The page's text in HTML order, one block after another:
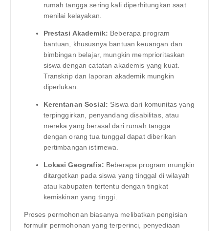
rumah tangga sering kali diperhitungkan saat
menilai kelayakan.
Prestasi Akademik: Beberapa program
bantuan, khususnya bantuan keuangan dan
bimbingan belajar, mungkin memprioritaskan
siswa dengan catatan akademis yang kuat.
Transkrip dan laporan akademik mungkin
diperlukan.
Kerentanan Sosial: Siswa dari komunitas yang
terpinggirkan, penyandang disabilitas, atau
mereka yang berasal dari rumah tangga
dengan orang tua tunggal dapat diberikan
pertimbangan istimewa.
Lokasi Geografis: Beberapa program mungkin
ditargetkan pada siswa yang tinggal di wilayah
atau kabupaten tertentu dengan tingkat
kemiskinan yang tinggi.
Proses permohonan biasanya melibatkan pengisian
formulir permohonan yang terperinci, penyediaan